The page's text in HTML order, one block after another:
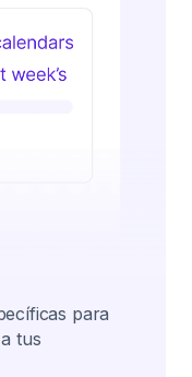
para
tus